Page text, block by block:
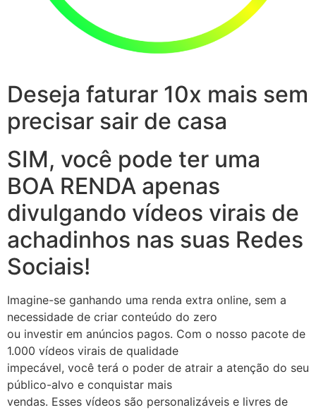
Deseja faturar 10x mais sem
precisar sair de casa
SIM, você pode ter uma
BOA RENDA apenas
divulgando vídeos virais de
achadinhos nas suas Redes
Sociais!
Imagine-se ganhando uma renda extra online, sem a
necessidade de criar conteúdo do zero
ou investir em anúncios pagos. Com o nosso pacote de
1.000 vídeos virais de qualidade
impecável, você terá o poder de atrair a atenção do seu
público-alvo e conquistar mais
vendas. Esses vídeos são personalizáveis e livres de